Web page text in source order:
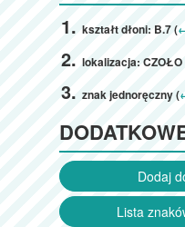
kształt dłoni: B.7 (
lokalizacja: CZOŁO
znak jednoręczny (
Dodaj
Lista